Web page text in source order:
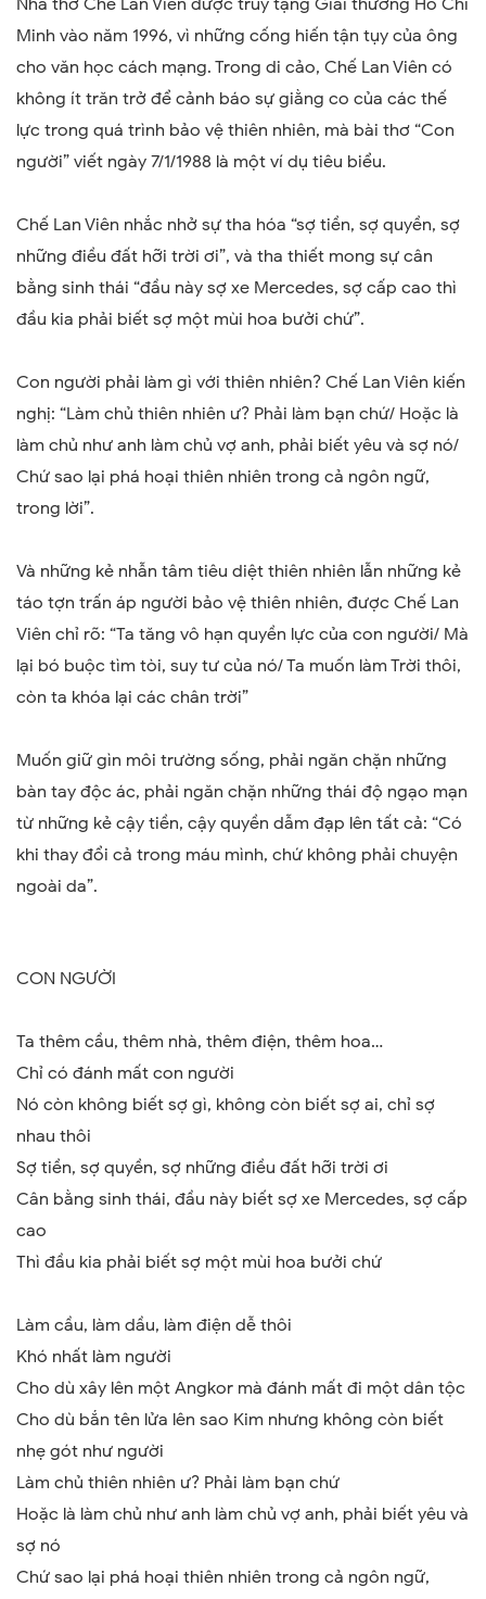
Minh vào năm 1996, vì những cống hiến tận tụy của ông
cho văn học cách mạng. Trong di cảo, Chế Lan Viên có
không ít trăn trở để cảnh báo sự giằng co của các thế
lực trong quá trình bảo vệ thiên nhiên, mà bài thơ “Con
người” viết ngày 7/1/1988 là một ví dụ tiêu biểu.
Chế Lan Viên nhắc nhở sự tha hóa “sợ tiền, sợ quyền, sợ
những điều đất hỡi trời ơi”, và tha thiết mong sự cân
bằng sinh thái “đầu này sợ xe Mercedes, sợ cấp cao thì
đầu kia phải biết sợ một mùi hoa bưởi chứ”.
Con người phải làm gì với thiên nhiên? Chế Lan Viên kiến
nghị: “Làm chủ thiên nhiên ư? Phải làm bạn chứ/ Hoặc là
làm chủ như anh làm chủ vợ anh, phải biết yêu và sợ nó/
Chứ sao lại phá hoại thiên nhiên trong cả ngôn ngữ,
trong lời”.
Và những kẻ nhẫn tâm tiêu diệt thiên nhiên lẫn những kẻ
táo tợn trấn áp người bảo vệ thiên nhiên, được Chế Lan
Viên chỉ rõ: “Ta tăng vô hạn quyền lực của con người/ Mà
lại bó buộc tìm tòi, suy tư của nó/ Ta muốn làm Trời thôi,
còn ta khóa lại các chân trời”
Muốn giữ gìn môi trường sống, phải ngăn chặn những
bàn tay độc ác, phải ngăn chặn những thái độ ngạo mạn
từ những kẻ cậy tiền, cậy quyền dẫm đạp lên tất cả: “Có
khi thay đổi cả trong máu mình, chứ không phải chuyện
ngoài da”.
CON NGƯỜI
Ta thêm cầu, thêm nhà, thêm điện, thêm hoa…
Chỉ có đánh mất con người
Nó còn không biết sợ gì, không còn biết sợ ai, chỉ sợ
nhau thôi
Sợ tiền, sợ quyền, sợ những điều đất hỡi trời ơi
Cân bằng sinh thái, đầu này biết sợ xe Mercedes, sợ cấp
cao
Thì đầu kia phải biết sợ một mùi hoa bưởi chứ
Làm cầu, làm dầu, làm điện dễ thôi
Khó nhất làm người
Cho dù xây lên một Angkor mà đánh mất đi một dân tộc
Cho dù bắn tên lửa lên sao Kim nhưng không còn biết
nhẹ gót như người
Làm chủ thiên nhiên ư? Phải làm bạn chứ
Hoặc là làm chủ như anh làm chủ vợ anh, phải biết yêu và
sợ nó
Chứ sao lại phá hoại thiên nhiên trong cả ngôn ngữ,